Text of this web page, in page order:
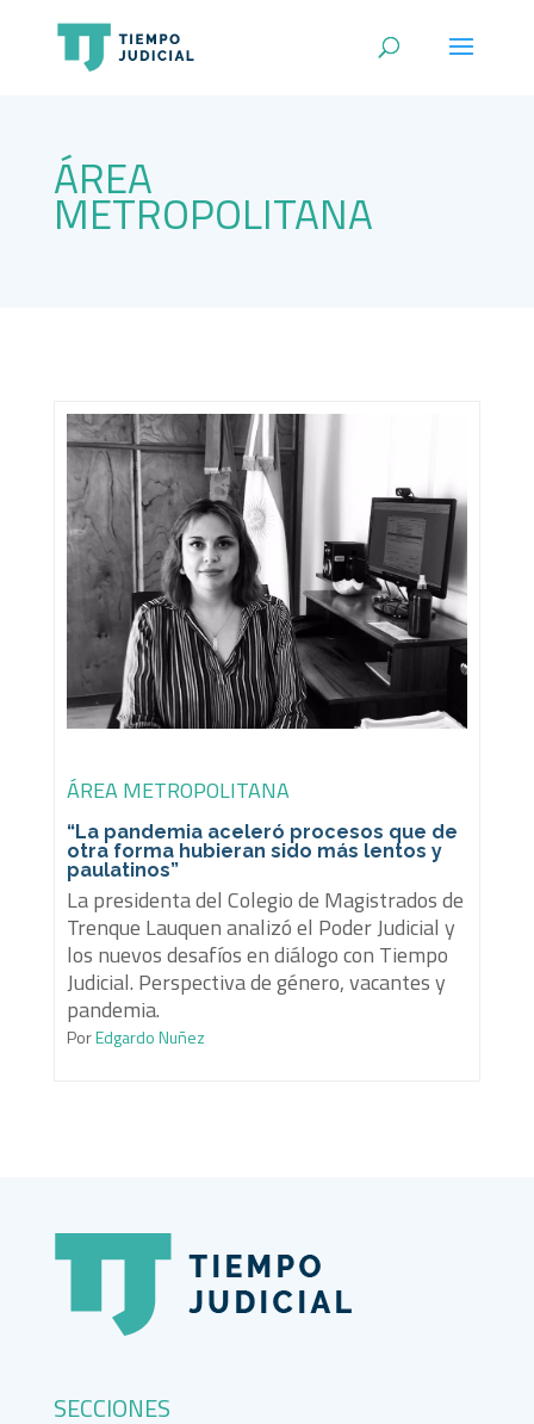
ÁREA
METROPOLITANA
ÁREA METROPOLITANA
“La pandemia aceleró procesos que de
otra forma hubieran sido más lentos y
paulatinos”
La presidenta del Colegio de Magistrados de
Trenque Lauquen analizó el Poder Judicial y
los nuevos desafíos en diálogo con Tiempo
Judicial. Perspectiva de género, vacantes y
pandemia.
PorEdgardo Nuñez
SECCIONES